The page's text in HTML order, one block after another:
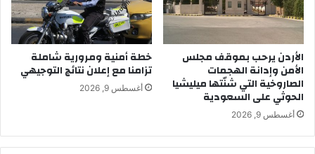
الأردن يرحب بموقف مجلس
الأمن وإدانة الهجمات
الصاروخية التي شنّتها ميليشيا
الحوثي على السعودية
أغسطس 9, 2026
خطة أمنية ومرورية شاملة
تزامنا مع إعلان نتائج التوجيهي
أغسطس 9, 2026